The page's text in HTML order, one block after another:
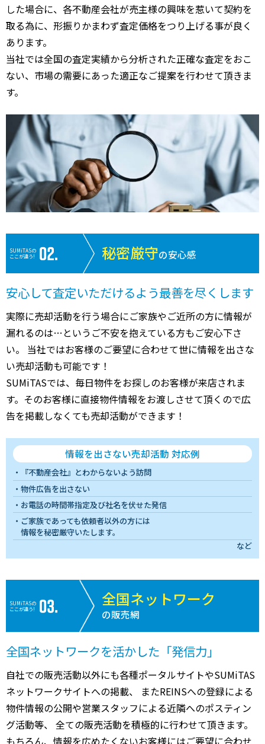
した場合に、各不動産会社が売主様の興味を惹いて契約を
取る為に、形振りかまわず査定価格をつり上げる事が良く
あります。
当社では全国の査定実績から分析された正確な査定をおこ
ない、市場の需要にあった適正なご提案を行わせて頂きま
す。
SUMiTASの
ここが違う!
秘密厳守の安心感
安心して査定いただけるよう最善を尽くします
実際に売却活動を行う場合にご家族やご近所の方に情報が
漏れるのは…というご不安を抱えている方もご安心下さ
い。 当社ではお客様のご要望に合わせて世に情報を出さな
い売却活動も可能です！
SUMiTASでは、毎日物件をお探しのお客様が来店されま
す。そのお客様に直接物件情報をお渡しさせて頂くので広
告を掲載しなくても売却活動ができます！
情報を出さない売却活動 対応例
『不動産会社』とわからないよう訪問
物件広告を出さない
お電話の時間帯指定及び社名を伏せた発信
ご家族であっても依頼者以外の方には
情報を秘密厳守いたします。
など
SUMiTASの
ここが違う!
全国ネットワーク
の販売網
全国ネットワークを活かした「発信力」
自社での販売活動以外にも各種ポータルサイトやSUMiTAS
ネットワークサイトへの掲載、 またREINSへの登録による
物件情報の公開や営業スタッフによる近隣へのポスティン
グ活動等、 全ての販売活動を積極的に行わせて頂きます。
もちろん、情報を広めたくないお客様にはご要望に合わせ